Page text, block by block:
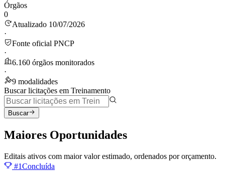
Órgãos
0
Atualizado 10/07/2026
·
Fonte oficial PNCP
·
6.160 órgãos monitorados
·
9 modalidades
Buscar licitações em Treinamento
Buscar
Maiores Oportunidades
Editais ativos com maior valor estimado, ordenados por orçamento.
#1Concluída